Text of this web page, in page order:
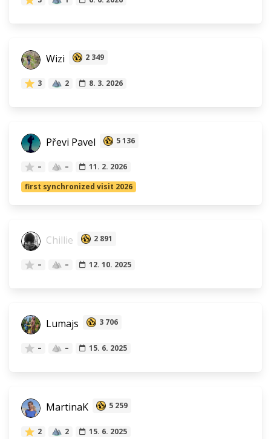
Wizi 2 349
3 2 8. 3. 2026
Převi Pavel 5 136
– –
11. 2. 2026
first synchronized visit 2026
Chillie 2 891
– – 12. 10. 2025
Lumajs 3 706
– – 15. 6. 2025
MartinaK 5 259
2 2 15. 6. 2025